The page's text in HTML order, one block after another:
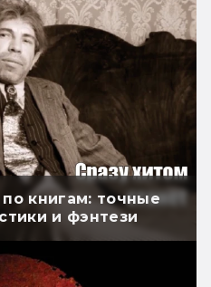
книгам: точные
и фэнтези